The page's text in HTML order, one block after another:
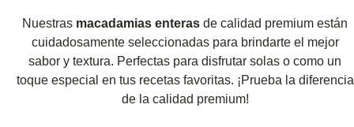
Nuestras macadamias enteras de calidad premium están
cuidadosamente seleccionadas para brindarte el mejor
sabor y textura. Perfectas para disfrutar solas o como un
toque especial en tus recetas favoritas. ¡Prueba la diferencia
de la calidad premium!